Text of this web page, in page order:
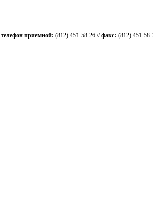
телефон приемной: (812) 451-58-26 //факс: (812) 451-